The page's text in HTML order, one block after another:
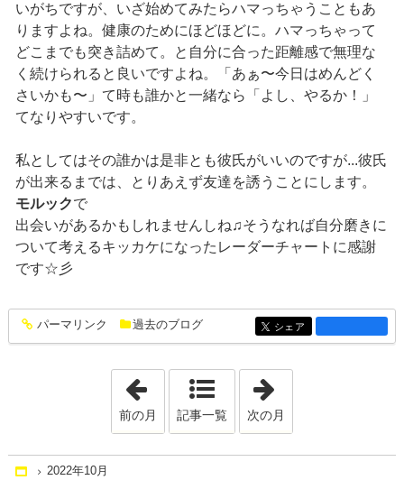
いがちですが、いざ始めてみたらハマっちゃうこともあ
りますよね。健康のためにほどほどに。ハマっちゃって
どこまでも突き詰めて。と自分に合った距離感で無理な
く続けられると良いですよね。「あぁ〜今日はめんどく
さいかも〜」て時も誰かと一緒なら「よし、やるか！」
てなりやすいです。
私としてはその誰かは是非とも彼氏がいいのですが...彼氏
が出来るまでは、とりあえず友達を誘うことにします。
モルックで
出会いがあるかもしれませんしね♫そうなれば自分磨きに
ついて考えるキッカケになったレーダーチャートに感謝
です☆彡
entry1380
パーマリンク 過去のブログ entry1380
シェア
「2022年9月」
前の月 記事一覧 次の月
Home
2022年10月